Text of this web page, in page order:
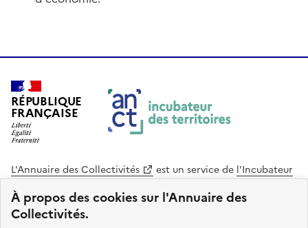
À propos des cookies sur l'Annuaire des
Collectivités.
RÉPUBLIQUE
FRANÇAISE
L'Annuaire des Collectivités est un service de l'Incubateur
des Territoires
Cohésion des Territoires
. Le code source de ce site web
est disponible en licence libre. Le design de ce site est conçu